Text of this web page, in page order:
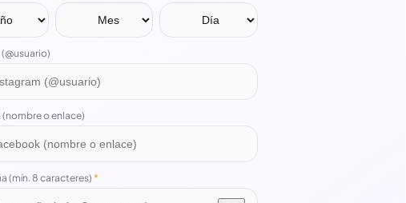
o enlace)
(mín. 8 caracteres)*